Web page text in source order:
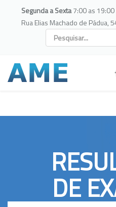
Segunda a Sexta7:00 as
Rua Elias Machado de Pádua,
DE